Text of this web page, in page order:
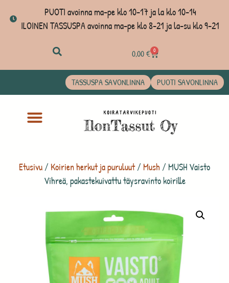
PUOTI avoinna ma-pe klo 10-17 ja la klo 10-14
ILOINEN TASSUSPA avoinna ma-pe klo 8-21 ja la-su klo 9-21
0,00€ 0
TASSUSPA SAVONLINNA PUOTI SAVONLINNA
Etusivu /Koirien herkut ja puruluut/ Mush / MUSH Vaisto
Vihreä, pakastekuivattu täysravinto koirille